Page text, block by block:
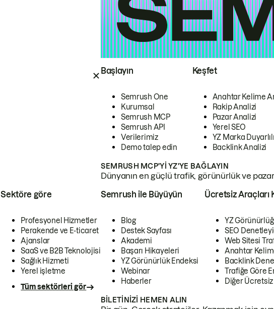
Başlayın
Semrush One
Kurumsal
Semrush MCP
Semrush API
Verilerimiz
Demo talep edin
Keşfet
Anahtar Kelime
Rakip Analizi
Pazar Analizi
Yerel SEO
YZ Marka
Backlink Analizi
SEMRUSH MCP'YI YZ'YE BAĞLAYIN
Dünyanın en güçlü trafik, görünürlük ve
Sektöre göre
Profesyonel Hizmetler
Perakende ve E-ticaret
Ajanslar
SaaS ve B2B Teknolojisi
Sağlık Hizmeti
Yerel işletme
Tüm sektörleri gör
Semrush ile Büyüyün
Blog
Destek Sayfası
Akademi
Başarı Hikayeleri
YZ Görünürlük Endeksi
Webinar
Haberler
Ücretsiz Araçları
YZ
SEO
Web Sitesi
Anahtar
Backlink
Trafiğe Göre
Diğer
BILETINIZI HEMEN ALIN